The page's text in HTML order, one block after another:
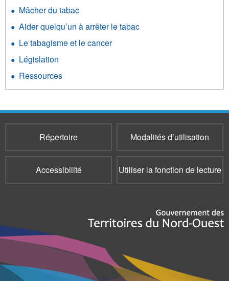
Mâcher du tabac
Aider quelqu’un à arrêter le tabac
Le tabagisme et le cancer
Législation
Ressources
Répertoire Modalités d’utilisation
Accessibilité Utiliser la fonction de lecture